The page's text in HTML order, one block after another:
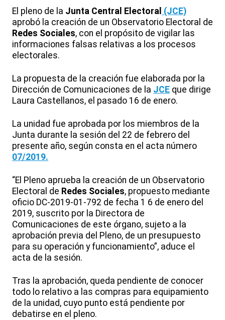
El pleno de la Junta Central Electoral (JCE)
aprobó la creación de un Observatorio Electoral de
Redes Sociales, con el propósito de vigilar las
informaciones falsas relativas a los procesos
electorales.
La propuesta de la creación fue elaborada por la
Dirección de Comunicaciones de la JCE que dirige
Laura Castellanos, el pasado 16 de enero.
La unidad fue aprobada por los miembros de la
Junta durante la sesión del 22 de febrero del
presente año, según consta en el acta número
07/2019.
“El Pleno aprueba la creación de un Observatorio
Electoral de Redes Sociales, propuesto mediante
oficio DC-2019-01-792 de fecha 1 6 de enero del
2019, suscrito por la Directora de
Comunicaciones de este órgano, sujeto a la
aprobación previa del Pleno, de un presupuesto
para su operación y funcionamiento”, aduce el
acta de la sesión.
Tras la aprobación, queda pendiente de conocer
todo lo relativo a las compras para equipamiento
de la unidad, cuyo punto está pendiente por
debatirse en el pleno.